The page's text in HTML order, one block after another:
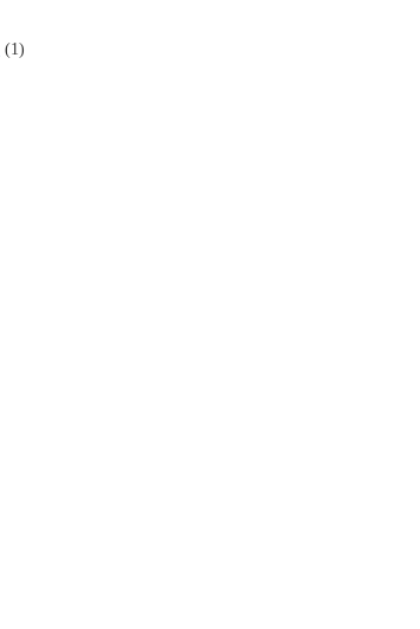
(1)